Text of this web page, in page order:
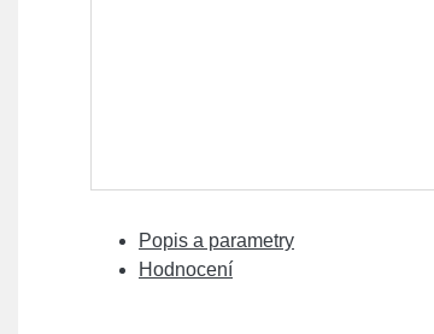
Popis a parametry
Hodnocení